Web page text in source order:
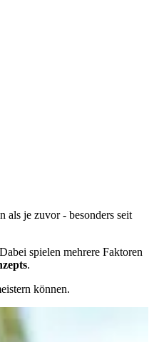
als je zuvor - besonders seit
spielen mehrere Faktoren
.
können.